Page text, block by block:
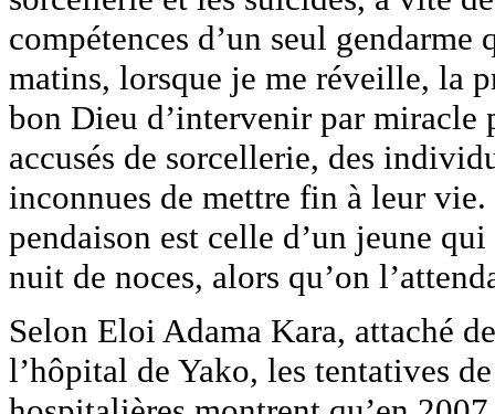
compétences d’un seul
matins, lorsque je me réveille, la
bon Dieu d’intervenir par miracle
accusés de sorcellerie, des
inconnues de mettre fin à leur vie.
pendaison est celle d’un jeune
nuit de noces, alors qu’on
Selon Eloi Adama Kara, attaché
l’hôpital de Yako, les tentatives